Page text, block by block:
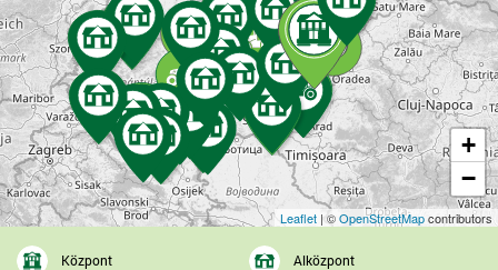
+
−
Leaflet | ©OpenStreetMapcontributors
Központ Alközpont